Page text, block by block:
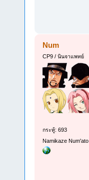
Num
CP9 / นินจาแพทย์
กระทู้: 693
Namikaze Num'ato